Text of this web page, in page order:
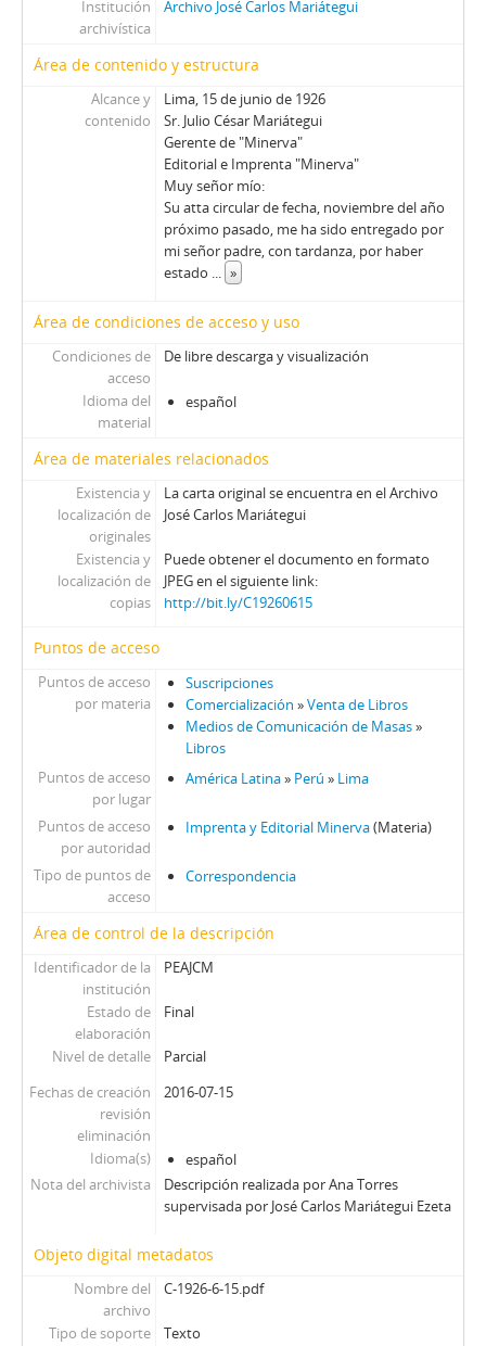
Institución
archivística
Archivo José Carlos Mariátegui
Área de contenido y estructura
Alcance y
contenido
Lima, 15 de junio de 1926
Sr. Julio César Mariátegui
Gerente de "Minerva"
Editorial e Imprenta "Minerva"
Muy señor mío:
Su atta circular de fecha, noviembre del año
próximo pasado, me ha sido entregado por
mi señor padre, con tardanza, por haber
estado ... »
Área de condiciones de acceso y uso
Condiciones de
acceso
De libre descarga y visualización
Idioma del
material
español
Área de materiales relacionados
Existencia y
localización de
originales
La carta original se encuentra en el Archivo
José Carlos Mariátegui
Existencia y
localización de
copias
Puede obtener el documento en formato
JPEG en el siguiente link:
http://bit.ly/C19260615
Puntos de acceso
Puntos de acceso
por materia
Suscripciones
Comercialización »Venta de Libros
Medios de Comunicación de Masas»
Libros
Puntos de acceso
por lugar
América Latina» Perú » Lima
Puntos de acceso
por autoridad
Imprenta y Editorial Minerva(Materia)
Tipo de puntos de
acceso
Correspondencia
Área de control de la descripción
Identificador de la
institución
PEAJCM
Estado de
elaboración
Final
Nivel de detalle
Parcial
Fechas de creación
revisión
eliminación
2016-07-15
Idioma(s)
español
Nota del archivista
Descripción realizada por Ana Torres
supervisada por José Carlos Mariátegui Ezeta
Objeto digital metadatos
Nombre del
archivo
C-1926-6-15.pdf
Tipo de soporte
Texto